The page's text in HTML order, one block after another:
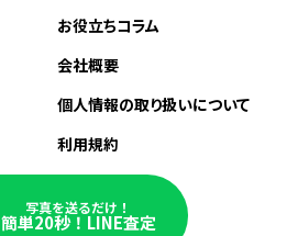
お役立ちコラム
会社概要
個人情報の取り扱いについて
利用規約
写真を送るだけ！
簡単20秒！LINE査定